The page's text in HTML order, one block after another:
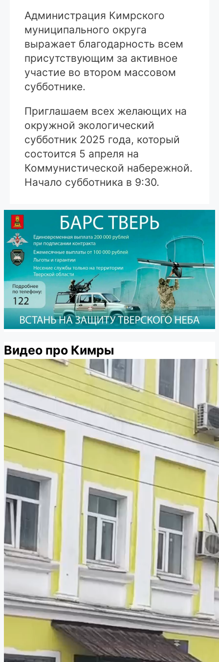
Администрация Кимрского
муниципального округа
выражает благодарность всем
присутствующим за активное
участие во втором массовом
субботнике.
Приглашаем всех желающих на
окружной экологический
субботник 2025 года, который
состоится 5 апреля на
Коммунистической набережной.
Начало субботника в 9:30.
Видео про Кимры